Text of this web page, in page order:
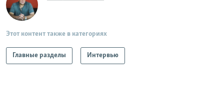
Этот контент также в категориях
Главные разделы Интервью